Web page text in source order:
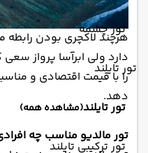
تور چشمه
تور تایلند
تور تایلند(مشاهده همه)
تور ترکیبی تایلند
هرچند لاکچری بودن
دارد ولی ابرآسا پرواز
را با قیمت اقتصادی و
دهد.
تور مالدیو مناسب چه